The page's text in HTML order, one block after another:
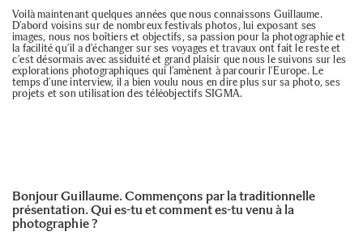
Voilà maintenant quelques années que nous connaissons Guillaume.
D’abord voisins sur de nombreux festivals photos, lui exposant ses
images, nous nos boîtiers et objectifs, sa passion pour la photographie et
la facilité qu’il a d’échanger sur ses voyages et travaux ont fait le reste et
c’est désormais avec assiduité et grand plaisir que nous le suivons sur les
explorations photographiques qui l’amènent à parcourir l’Europe. Le
temps d’une interview, il a bien voulu nous en dire plus sur sa photo, ses
projets et son utilisation des téléobjectifs SIGMA.
Bonjour Guillaume. Commençons par la traditionnelle
présentation. Qui es-tu et comment es-tu venu à la
photographie ?